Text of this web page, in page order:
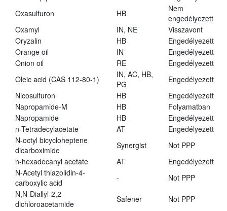
Oxasulfuron
HB
Nem
engedélyezett
Oxamyl
IN, NE
Visszavont
Oryzalin
HB
Engedélyezett
Orange oil
IN
Engedélyezett
Onion oil
RE
Engedélyezett
Oleic acid (CAS 112-80-1)
IN, AC, HB,
PG
Engedélyezett
Nicosulfuron
HB
Engedélyezett
Napropamide-M
HB
Folyamatban
Napropamide
HB
Engedélyezett
n-Tetradecylacetate
AT
Engedélyezett
N-octyl bicycloheptene
dicarboximide
Synergist
Not PPP
n-hexadecanyl acetate
AT
Engedélyezett
N-Acetyl thiazolidin-4-
carboxylic acid
-
Not PPP
N,N-Diallyl-2,2-
dichloroacetamide
Safener
Not PPP